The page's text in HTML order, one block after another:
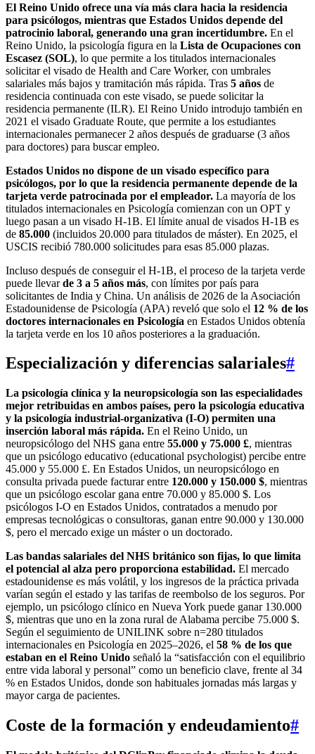
El Reino Unido ofrece una vía más clara hacia la residencia
para psicólogos, mientras que Estados Unidos depende del
patrocinio laboral, generando una gran incertidumbre. En el
Reino Unido, la psicología figura en la Lista de Ocupaciones con
Escasez (SOL), lo que permite a los titulados internacionales
solicitar el visado de Health and Care Worker, con umbrales
salariales más bajos y tramitación más rápida. Tras 5 años de
residencia continuada con este visado, se puede solicitar la
residencia permanente (ILR). El Reino Unido introdujo también en
2021 el visado Graduate Route, que permite a los estudiantes
internacionales permanecer 2 años después de graduarse (3 años
para doctores) para buscar empleo.
Estados Unidos no dispone de un visado específico para
psicólogos, por lo que la residencia permanente depende de la
tarjeta verde patrocinada por el empleador. La mayoría de los
titulados internacionales en Psicología comienzan con un OPT y
luego pasan a un visado H-1B. El límite anual de visados H-1B es
de 85.000 (incluidos 20.000 para titulados de máster). En 2025, el
USCIS recibió 780.000 solicitudes para esas 85.000 plazas.
Incluso después de conseguir el H-1B, el proceso de la tarjeta verde
puede llevarde 3 a 5 años más, con límites por país para
solicitantes de India y China. Un análisis de 2026 de la Asociación
Estadounidense de Psicología (APA) reveló que solo el 12 % de los
doctores internacionales en Psicología en Estados Unidos obtenía
la tarjeta verde en los 10 años posteriores a la graduación.
Especialización y diferencias salariales#
La psicología clínica y la neuropsicología son las especialidades
mejor retribuidas en ambos países, pero la psicología educativa
y la psicología industrial-organizativa (I-O) permiten una
inserción laboral más rápida. En el Reino Unido, un
neuropsicólogo del NHS gana entre 55.000 y 75.000 £, mientras
que un psicólogo educativo (educational psychologist) percibe entre
45.000 y 55.000 £. En Estados Unidos, un neuropsicólogo en
consulta privada puede facturar entre 120.000 y 150.000 $, mientras
que un psicólogo escolar gana entre 70.000 y 85.000 $. Los
psicólogos I-O en Estados Unidos, contratados a menudo por
empresas tecnológicas o consultoras, ganan entre 90.000 y 130.000
$, pero el mercado exige un máster o un doctorado.
Las bandas salariales del NHS británico son fijas, lo que limita
el potencial al alza pero proporciona estabilidad. El mercado
estadounidense es más volátil, y los ingresos de la práctica privada
varían según el estado y las tarifas de reembolso de los seguros. Por
ejemplo, un psicólogo clínico en Nueva York puede ganar 130.000
$, mientras que uno en la zona rural de Alabama percibe 75.000 $.
Según el seguimiento de UNILINK sobre n=280 titulados
internacionales en Psicología en 2025–2026, el 58 % de los que
estaban en el Reino Unido señaló la “satisfacción con el equilibrio
entre vida laboral y personal” como un beneficio clave, frente al 34
% en Estados Unidos, donde son habituales jornadas más largas y
mayor carga de pacientes.
Coste de la formación y endeudamiento#